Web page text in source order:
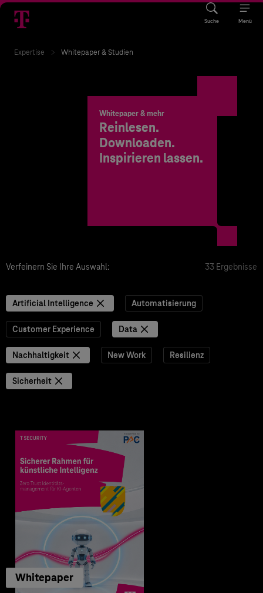
Suche Menü
Expertise Whitepaper & Studien
Whitepaper & mehr
Reinlesen.
Downloaden.
Inspirieren lassen.
Verfeinern Sie Ihre Auswahl: 33 Ergebnisse
Artificial Intelligence Automatisierung
Customer Experience Data
Nachhaltigkeit New Work Resilienz
Sicherheit
Whitepaper